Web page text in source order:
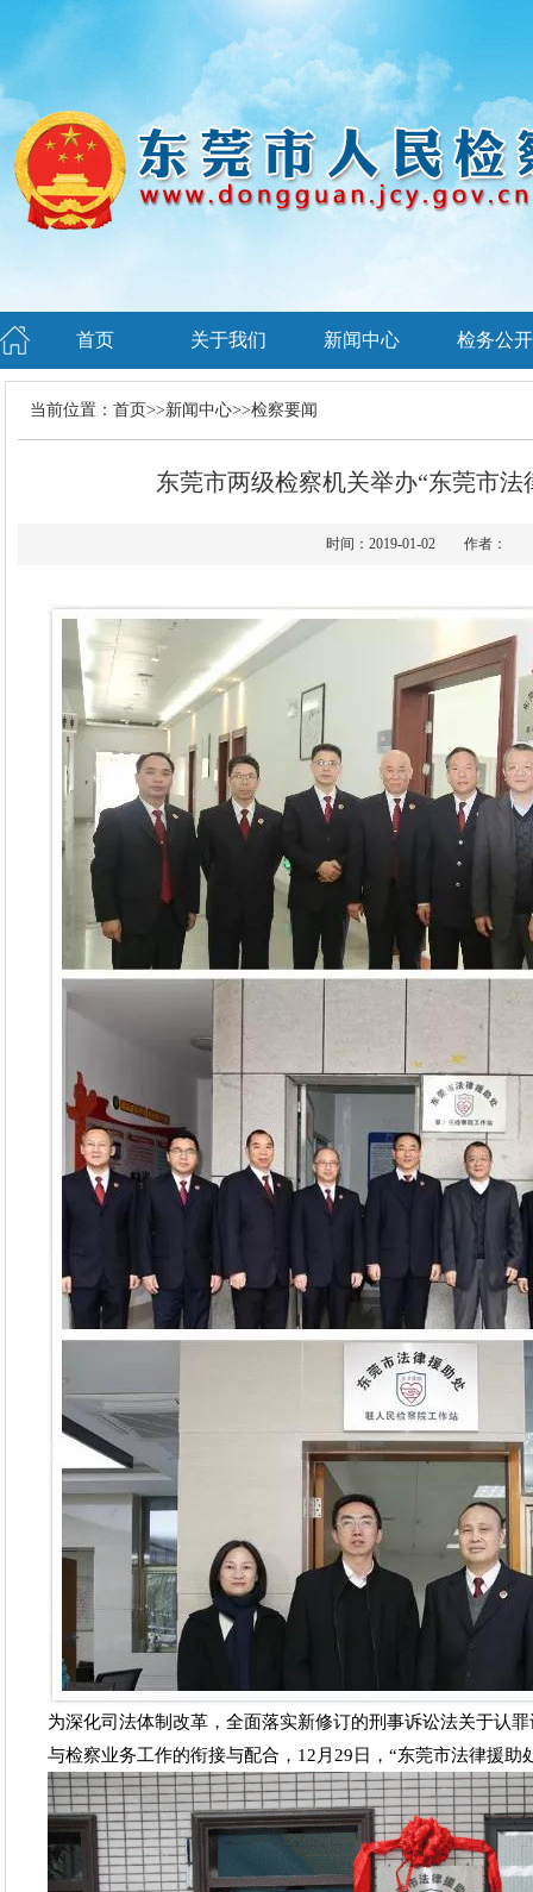
首页 关于我们 新闻中心 检务公开
当前位置： 首页>>新闻中心>>检察要闻
东莞市两级检察机关举办“东莞市
时间：2019-01-02 作者：
为深化司法体制改革，全面落实新修订的刑事诉讼法关于认
与检察业务工作的衔接与配合，12月29日，“东莞市法律援